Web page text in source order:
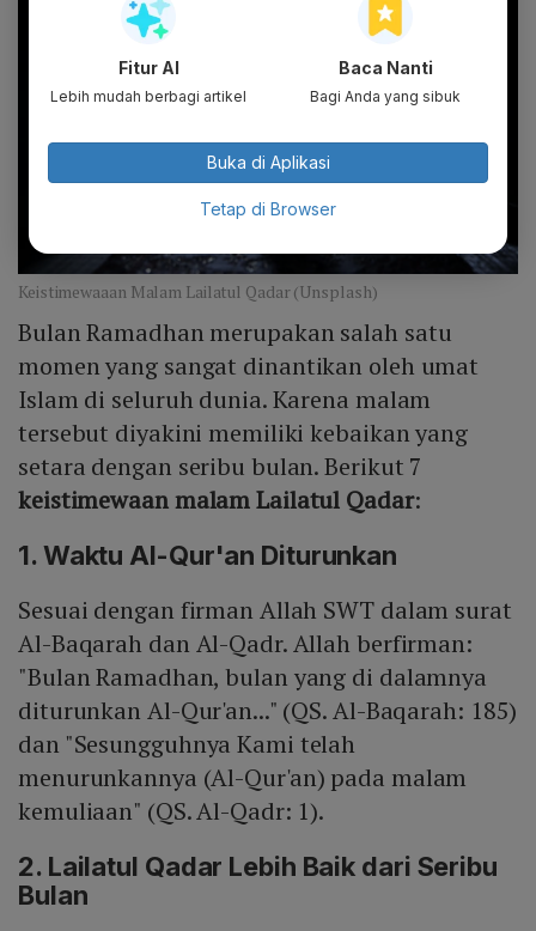
Keistimewaaan Malam Lailatul Qadar (Unsplash)
Bulan Ramadhan merupakan salah satu
momen yang sangat dinantikan oleh umat
Islam di seluruh dunia. Karena malam
tersebut diyakini memiliki kebaikan yang
setara dengan seribu bulan. Berikut 7
keistimewaan malam Lailatul Qadar:
1. Waktu Al-Qur'an Diturunkan
Sesuai dengan firman Allah SWT dalam surat
Al-Baqarah dan Al-Qadr. Allah berfirman:
"Bulan Ramadhan, bulan yang di dalamnya
diturunkan Al-Qur'an..." (QS. Al-Baqarah: 185)
dan "Sesungguhnya Kami telah
menurunkannya (Al-Qur'an) pada malam
kemuliaan" (QS. Al-Qadr: 1).
2. Lailatul Qadar Lebih Baik dari Seribu
Bulan
Fitur AI
Lebih mudah berbagi artikel
Baca Nanti
Bagi Anda yang sibuk
Buka di Aplikasi
Tetap di Browser